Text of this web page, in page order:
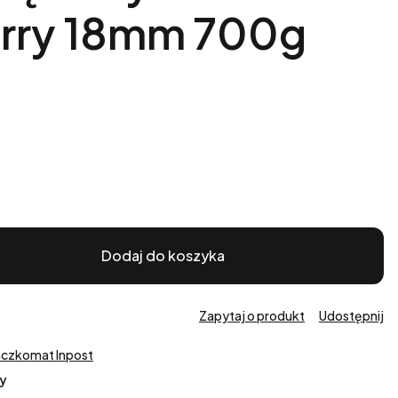
18mm 700g
Dodaj do koszyka
Zapytaj o produkt Udostępnij
Inpost